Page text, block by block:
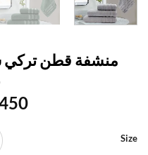
منشفة قطن تركي
طقم 3 قطع